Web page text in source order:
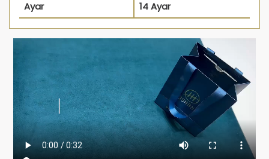
Ayar
14 Ayar